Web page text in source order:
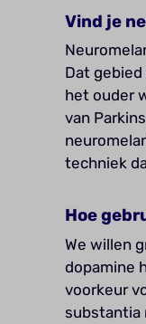
Vind je
Dat gebied
het ouder
van
techniek
Hoe
We willen
dopamine
voorkeur
substantia